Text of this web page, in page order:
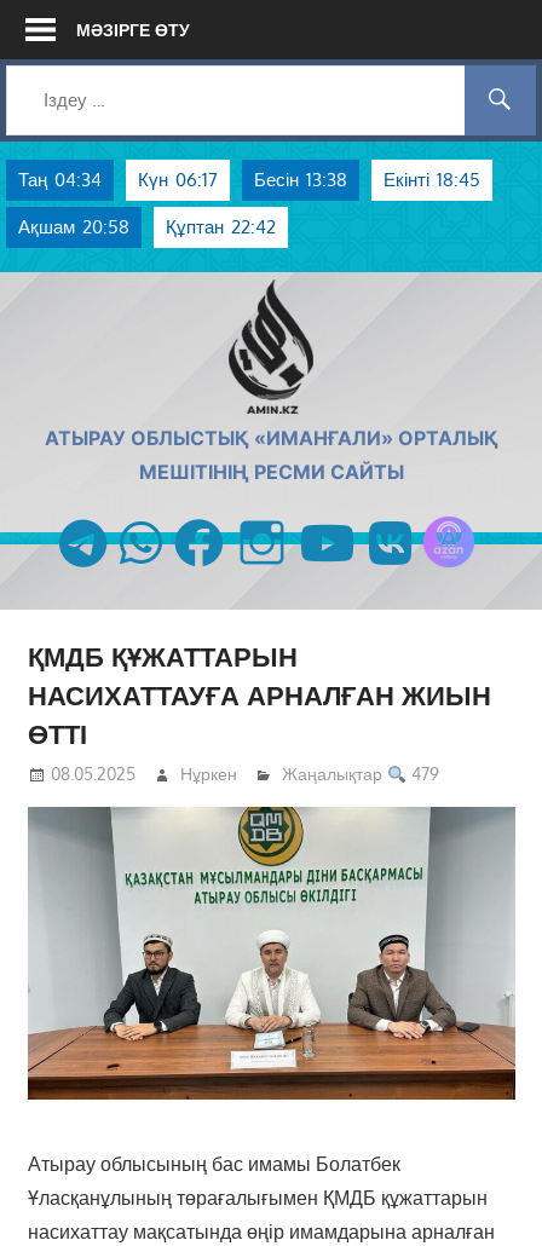
Skip
МӘЗІРГЕ ӨТУ
Таң 04:34 Күн 06:17 Бесін 13:38 Екінті 18:45
Ақшам 20:58 Құптан 22:42
АТЫРАУ ОБЛЫСТЫҚ «ИМАНҒАЛИ» ОРТАЛЫҚ
МЕШІТІНІҢ РЕСМИ САЙТЫ
telegramwhatsappfacebookinstagramyoutubevk
ҚМДБ ҚҰЖАТТАРЫН
НАСИХАТТАУҒА АРНАЛҒАН ЖИЫН
ӨТТІ
08.05.2025 Нұркен Жаңалықтар 479
Атырау облысының бас имамы Болатбек
Ұласқанұлының төрағалығымен ҚМДБ құжаттарын
насихаттау мақсатында өңір имамдарына арналған